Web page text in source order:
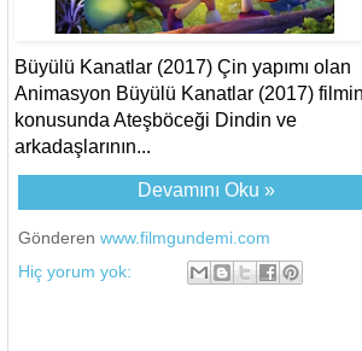
Büyülü Kanatlar (2017) Çin yapımı olan
Animasyon Büyülü Kanatlar (2017)
konusunda Ateşböceği Dindin ve
arkadaşlarının...
Devamını Oku »
Gönderen www.filmgundemi.com
Hiç yorum yok: